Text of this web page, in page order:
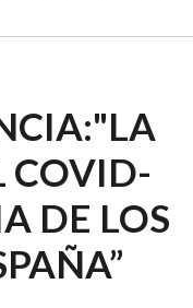
COVID-
DE LOS